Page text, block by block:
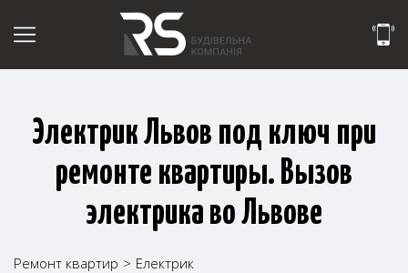
Электрик Львов под ключ при
ремонте квартиры. Вызов
электрика во Львове
Ремонт квартир > Електрик